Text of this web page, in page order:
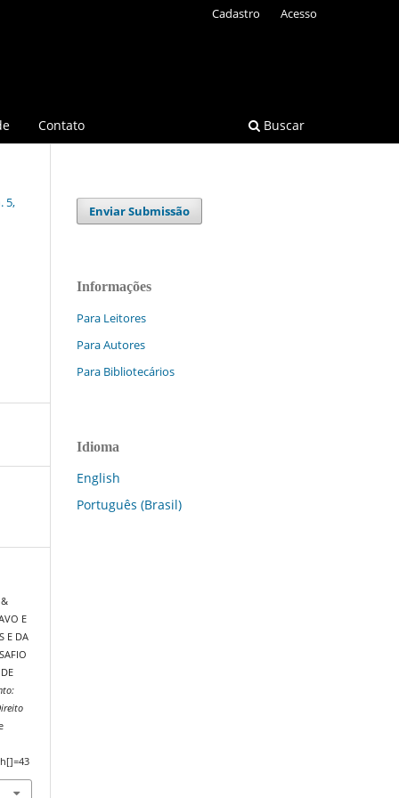
Contato Buscar
Cadastro Acesso
5,
E
E DA
Enviar Submissão
Informações
Para Leitores
Para Autores
Para Bibliotecários
Idioma
English
Português (Brasil)